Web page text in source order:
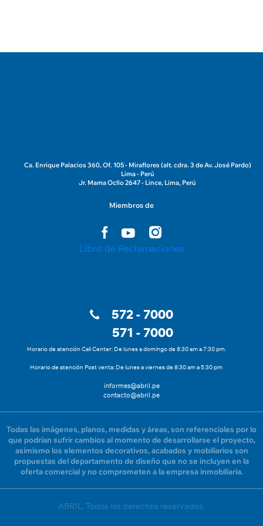
Ca. Enrique Palacios 360, Of. 105 - Miraflores (alt. cdra. 3 de Av. José Pardo)
Lima - Perú
Jr. Mama Ocllo 2647 - Lince, Lima, Perú
Miembros de
Libro de Reclamaciones
572 - 7000
571 - 7000
Horario de atención Call Center: De lunes a domingo de 8:30 am a 7:30 pm.
Horario de atención Post venta: De lunes a viernes de 8:30 am a 5:30 pm
informes@abril.pe
contacto@abril.pe
Todas las imágenes, planos, medidas y áreas, son referenciales por lo
que podrían sufrir cambios al momento de desarrollarse el proyecto,
asímismo los elementos decorativos, acabados y mobiliarios son
propuestas del departamento de diseño que no se incluyen en la
oferta comercial y no comprometen a la empresa inmobiliaria.
ABRIL. Todos los derechos reservados.